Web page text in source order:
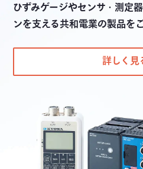
ひずみゲージやセンサ・測定
ンを支える共和電業の製品を
詳しく見